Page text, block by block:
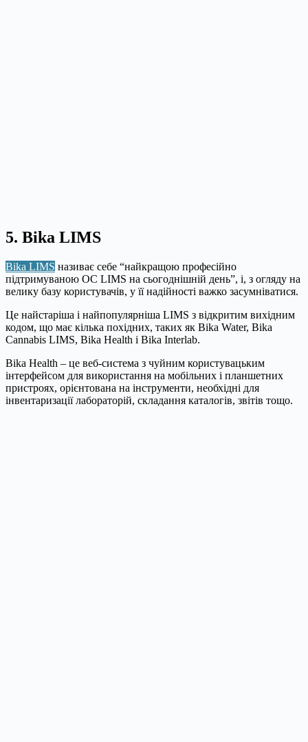
5. Bika LIMS
Bika LIMS називає себе “найкращою професійно
підтримуваною ОС LIMS на сьогоднішній день”, і, з огляду на
велику базу користувачів, у її надійності важко засумніватися.
Це найстаріша і найпопулярніша LIMS з відкритим вихідним
кодом, що має кілька похідних, таких як Bika Water, Bika
Cannabis LIMS, Bika Health і Bika Interlab.
Bika Health – це веб-система з чуйним користувацьким
інтерфейсом для використання на мобільних і планшетних
пристроях, орієнтована на інструменти, необхідні для
інвентаризації лабораторій, складання каталогів, звітів тощо.